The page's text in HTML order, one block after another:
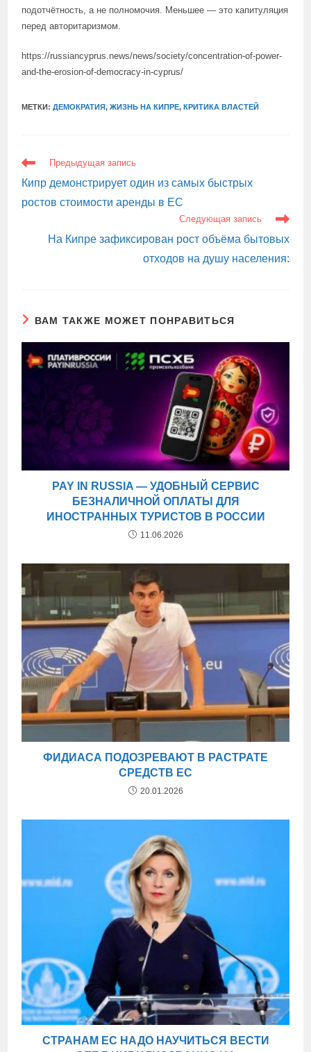
подотчётность, а не полномочия. Меньшее — это капитуляция
перед авторитаризмом.
https://russiancyprus.news/news/society/concentration-of-power-
and-the-erosion-of-democracy-in-cyprus/
МЕТКИ:ДЕМОКРАТИЯ, ЖИЗНЬ НА КИПРЕ, КРИТИКА ВЛАСТЕЙ
ЕЩЕ
СТАТЬИ
Предыдущая запись
Кипр демонстрирует один из самых быстрых
ростов стоимости аренды в ЕС
Следующая запись
На Кипре зафиксирован рост объёма бытовых
отходов на душу населения:
ВАМ ТАКЖЕ МОЖЕТ ПОНРАВИТЬСЯ
PAY IN RUSSIA — УДОБНЫЙ СЕРВИС
БЕЗНАЛИЧНОЙ ОПЛАТЫ ДЛЯ
ИНОСТРАННЫХ ТУРИСТОВ В РОССИИ
11.06.2026
ФИДИАСА ПОДОЗРЕВАЮТ В РАСТРАТЕ
СРЕДСТВ ЕС
20.01.2026
СТРАНАМ ЕС НАДО НАУЧИТЬСЯ ВЕСТИ